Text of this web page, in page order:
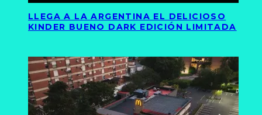
LLEGA A LA ARGENTINA EL DELICIOSO
KINDER BUENO DARK EDICIÓN LIMITADA